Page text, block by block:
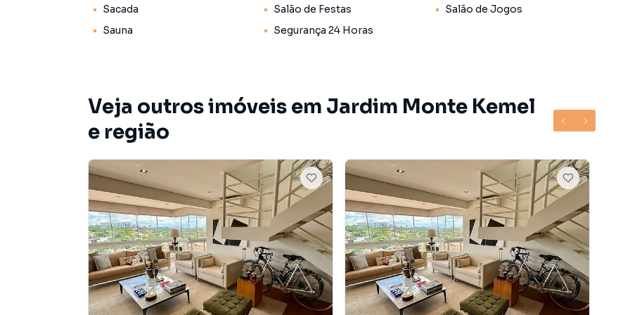
com portaria 24 horas e monitoramento por câmeras e segurança particular.
Não perca esta oportunidade de viver com conforto, segurança e diversão em um condomínio clube
Cobertura / Penthouse para Venda em região valorizada do bairro Jardim Monte Kemel, em São Paulo.
Paulo? Entre em contato com nossa equipe pelo telefone (11) 93759-7931.
A Lares e Andares Imóveis tem mais opções de apartamentos, casas residenciais e comerciais,
sobrados, terrenos, lojas e barracões para venda ou locação, além de empreendimentos em
construção ou lançamentos na planta em Jardim Monte Kemel e em outras regiões de São Paulo. Aqui
você encontra milhares de ofertas para encontrar o imóvel que mais combina com seu estilo de vida.
Negocie seu imóvel de forma totalmente online, com segurança e tranquilidade. Na Lares e Andares
Imóveis você consegue comprar ou alugar um imóvel em São Paulo mesmo não estando na cidade e
com a praticidade de fazer tudo online, direto do seu computador ou smartphone. Nós criamos
Sacada
Salão de Festas
Salão de Jogos
Sauna
Segurança 24 Horas
Veja outros imóveis em Jardim Monte Kemel
e região